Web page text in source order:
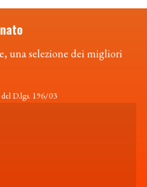
una selezione dei migliori
D.lgs. 196/03